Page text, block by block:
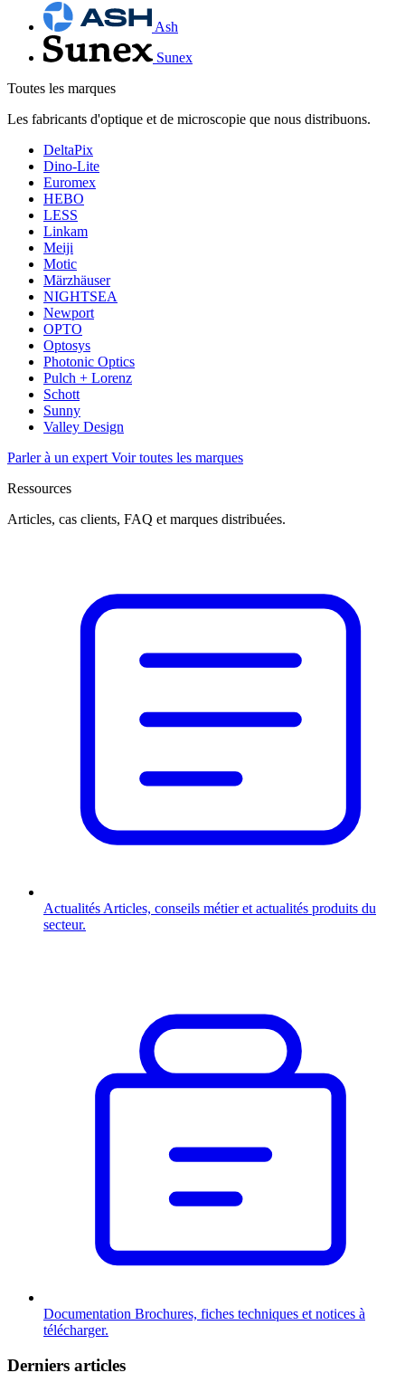
Ash
Sunex
Toutes les marques
Les fabricants d'optique et de microscopie que nous distribuons.
DeltaPix
Dino-Lite
Euromex
HEBO
LESS
Linkam
Meiji
Motic
Märzhäuser
NIGHTSEA
Newport
OPTO
Optosys
Photonic Optics
Pulch + Lorenz
Schott
Sunny
Valley Design
Parler à un expert Voir toutes les marques
Ressources
Articles, cas clients, FAQ et marques distribuées.
Actualités Articles, conseils métier et actualités produits du
secteur.
Documentation Brochures, fiches techniques et notices à
télécharger.
Derniers articles